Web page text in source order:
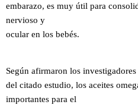
embarazo, es muy útil para
nervioso y
ocular en los bebés.
Según afirmaron los investigadores
del citado estudio, los aceites
importantes para el